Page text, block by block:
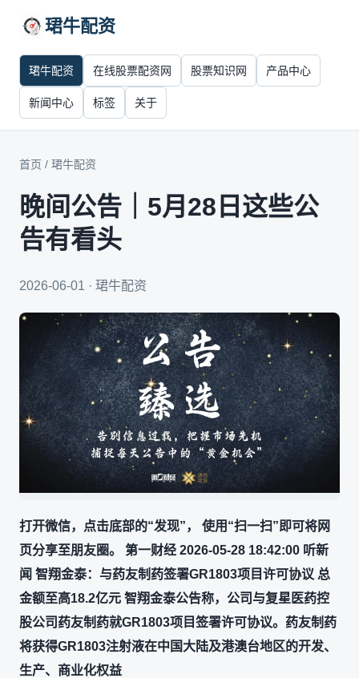
珺牛配资
珺牛配资 在线股票配资网 股票知识网 产品中心
新闻中心 标签 关于
首页 / 珺牛配资
晚间公告｜5月28日这些公
告有看头
2026-06-01 · 珺牛配资
打开微信，点击底部的“发现”， 使用“扫一扫”即可将网
页分享至朋友圈。 第一财经 2026-05-28 18:42:00 听新
闻 智翔金泰：与药友制药签署GR1803项目许可协议 总
金额至高18.2亿元 智翔金泰公告称，公司与复星医药控
股公司药友制药就GR1803项目签署许可协议。药友制药
将获得GR1803注射液在中国大陆及港澳台地区的开发、
生产、商业化权益